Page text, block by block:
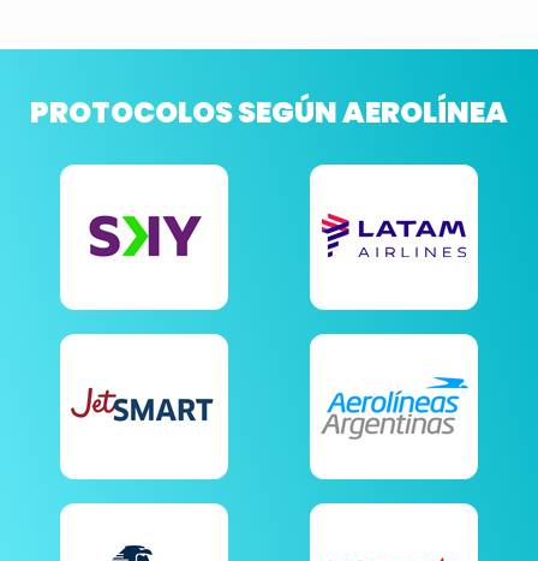
PROTOCOLOS SEGÚN AEROLÍNEA